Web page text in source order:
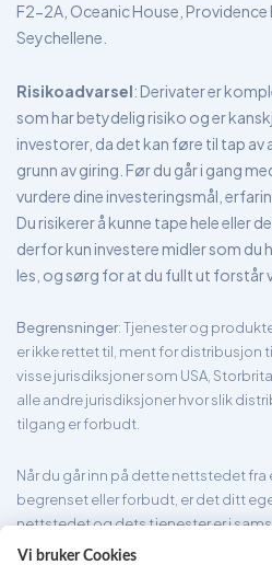
F2-2A, Oceanic House, Providence
Seychellene.
Risikoadvarsel: Derivater er
som har betydelig risiko og er
investorer, da det kan føre til tap av
grunn av giring. Før du går i gang
vurdere dine investeringsmål,
Du risikerer å kunne tape hele eller
derfor kun investere midler som du
les, og sørg for at du fullt ut forstår
Begrensninger: Tjenester og
er ikke rettet til, ment for distribusjon
visse jurisdiksjoner som USA,
alle andre jurisdiksjoner hvor slik
tilgang er forbudt.
Når du går inn på dette nettstedet
begrenset eller forbudt, er det ditt
nettstedet og dets tjenester er i
forskrifter. TradingMoon garanterer